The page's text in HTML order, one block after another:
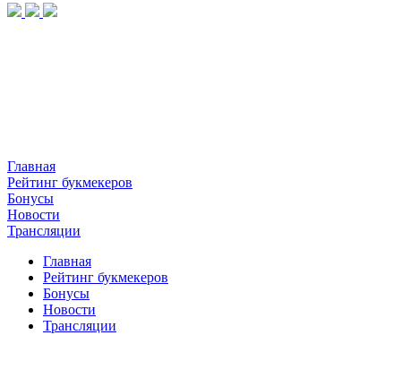
Главная
Рейтинг букмекеров
Бонусы
Новости
Трансляции
Главная
Рейтинг букмекеров
Бонусы
Новости
Трансляции